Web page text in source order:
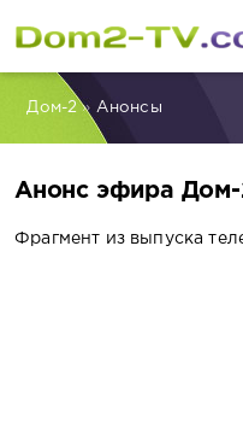
Дом-2» Анонсы
Анонс эфира
Фрагмент из выпуска